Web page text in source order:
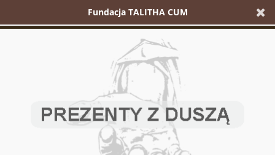
Fundacja TALITHA CUM